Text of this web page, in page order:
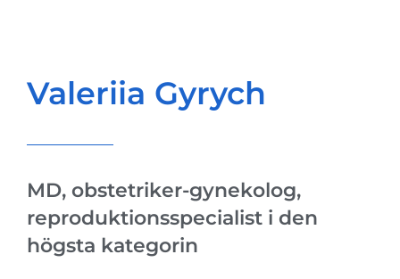
Valeriia Gyrych
MD, obstetriker-gynekolog,
reproduktionsspecialist i den
högsta kategorin